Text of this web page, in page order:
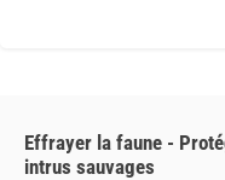
Effrayer la faune -
intrus sauvages